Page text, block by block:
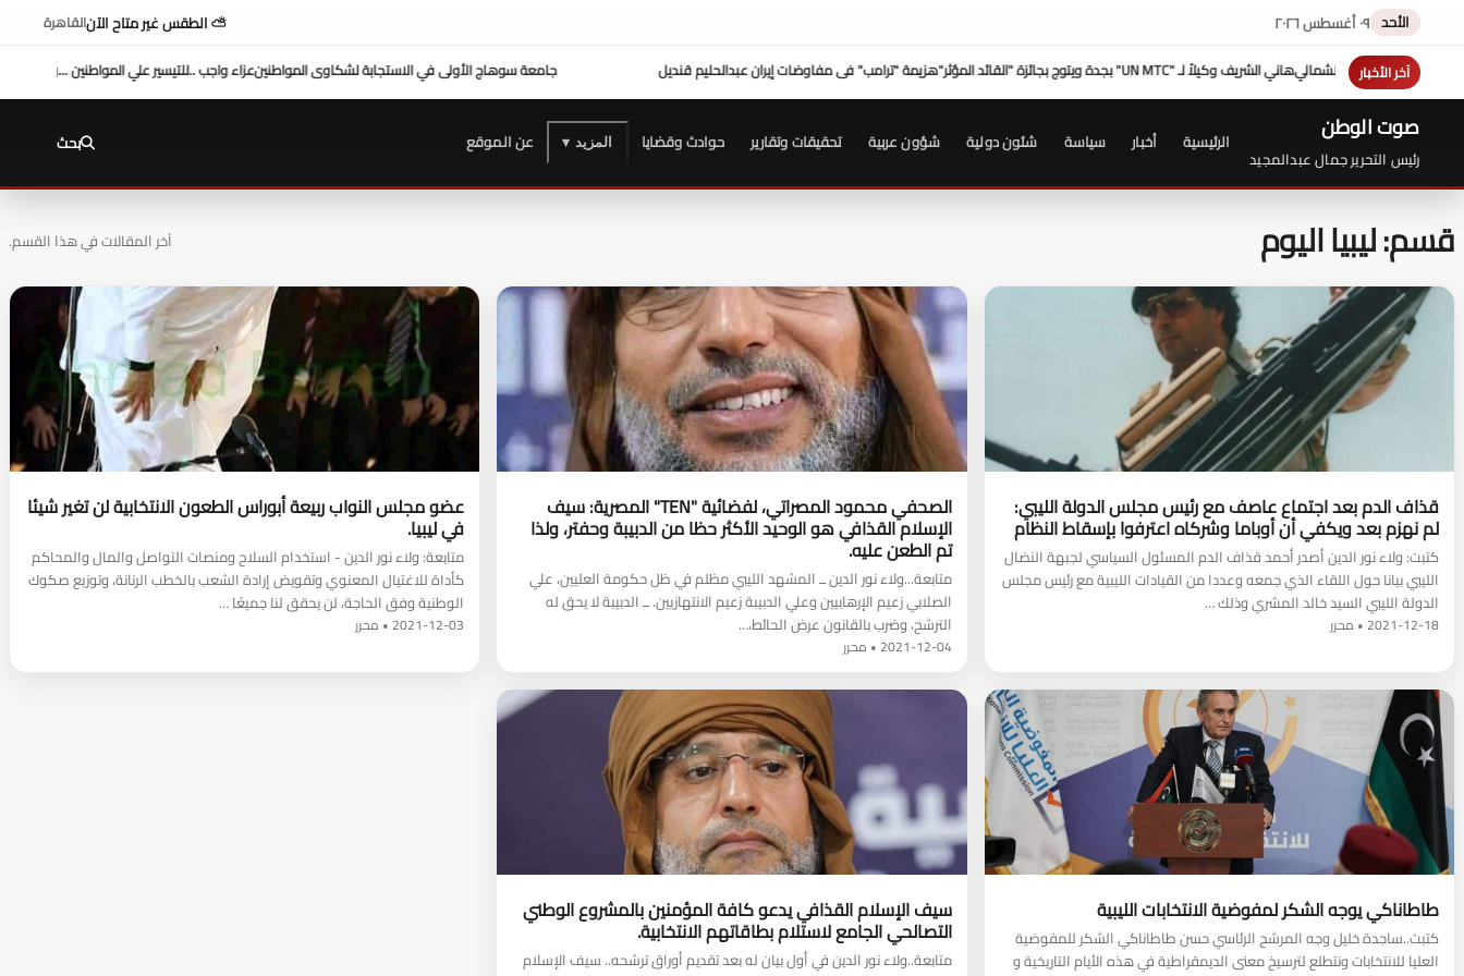
الأحد ٠٩ أغسطس ٢٠٢٦ ⛅ الطقس غير متاح الآنالقاهرة
آخر الأخبار
للتيسير علي المواطنين ...وزير العدل يفتتحعزاء واجب ..جامعة سوهاج الأولى في الاستجابة لشكاوى المواطنين هزيمة "ترامب" فى مفاوضات إيران عبدالحليم قنديل هاني الشريف وكيلاً لـ "UN MTC" بجدة ويتوج بجائزة "القائد المؤثر" بالساحل الشمالي
صوت الوطن
رئيس التحرير جمال عبدالمجيد
الرئيسية أخبار سياسة شئون دولية شؤون عربية تحقيقات وتقارير حوادث وقضايا المزيد ▾ عن الموقع بحث
قسم: ليبيا اليوم آخر المقالات في هذا القسم.
قذاف الدم بعد اجتماع عاصف مع رئيس مجلس الدولة الليبي:
لم نهزم بعد ويكفي أن أوباما وشركاه اعترفوا بإسقاط النظام
كتبت: ولاء نور الدين أصدر أحمد قذاف الدم المسئول السياسي لجبهة النضال
الليبي بيانا حول اللقاء الذي جمعه وعددا من القيادات الليبية مع رئيس مجلس
الدولة الليبي السيد خالد المشري وذلك …
2021-12-18 • محرر
الصحفي محمود المصراتي، لفضائية "TEN" المصرية: سيف
الإسلام القذافي هو الوحيد الأكثر حظا من الدبيبة وحفتر، ولذا
تم الطعن عليه.
متابعة...ولاء نور الدين ــ المشهد الليبي مظلم في ظل حكومة العليين، علي
الصلابي زعيم الإرهابيين وعلي الدبيبة زعيم الانتهازيين. ــ الدبيبة لا يحق له
الترشح، وضرب بالقانون عرض الحائط،…
2021-12-04 • محرر
عضو مجلس النواب ربيعة أبوراس الطعون الانتخابية لن تغير شيئا
في ليبيا.
متابعة: ولاء نور الدين - استخدام السلاح ومنصات التواصل والمال والمحاكم
كأداة للاغتيال المعنوي وتقويض إرادة الشعب بالخطب الرنانة، وتوزيع صكوك
الوطنية وفق الحاجة، لن يحقق لنا جميعًا …
2021-12-03 • محرر
طاطاناكي يوجه الشكر لمفوضية الانتخابات الليبية
كتبت..ساجدة خليل وجه المرشح الرئاسي حسن طاطاناكي الشكر للمفوضية
العليا للانتخابات ونتطلع لترسيخ معنى الديمقراطية في هذه الأيام التاريخية و
سيف الإسلام القذافي يدعو كافة المؤمنين بالمشروع الوطني
التصالحي الجامع لاستلام بطاقاتهم الانتخابية.
متابعة..ولاء نور الدين في أول بيان له بعد تقديم أوراق ترشحه.. سيف الإسلام